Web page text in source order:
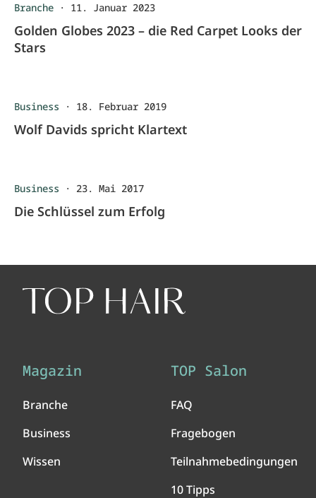
Branche · 11. Januar 2023
Golden Globes 2023 – die Red Carpet Looks der
Stars
Business · 18. Februar 2019
Wolf Davids spricht Klartext
Business · 23. Mai 2017
Die Schlüssel zum Erfolg
Magazin
Branche
Business
Wissen
TOP Salon
FAQ
Fragebogen
Teilnahmebedingungen
10 Tipps